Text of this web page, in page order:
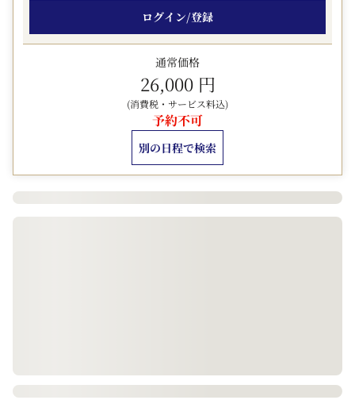
ホテル2F 営業時間 15:00－25:00／5:30－10:00
男湯にサウナ、女湯にジェットバスをご用意。お寛ぎいた
だけるスパラウンジも備えております。
▼ 駐車場のご利用について ▼
立体駐車場の収容台数は30台。予約制ではなく、先着順
満車の際は近隣駐車場をご利用くださいませ。
・収容可能サイズ：全長5.0m、幅2.0m、高さ1.5m、総
重量2.5t、最低地上高11.0cm
・駐車料金：1泊につき2,000円（当日15時から翌11時ま
となります。
ログイン/登録
通常価格
26,000 円
(消費税・サービス料込)
予約不可
別の日程で検索